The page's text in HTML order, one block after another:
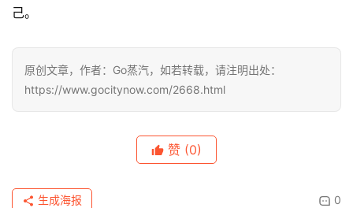
己。
原创文章，作者：Go蒸汽，如若转载，请注明出处：
https://www.gocitynow.com/2668.html
赞 (0)
0
生成海报